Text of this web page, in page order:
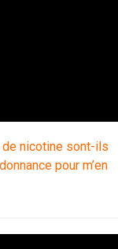
de nicotine sont-ils
pour m’en